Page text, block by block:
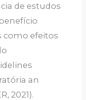
de estudos
como efeitos
an
2021).